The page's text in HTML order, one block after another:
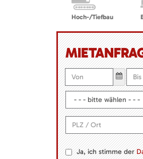
Hoch-/Tiefbau
Ja, ich stimme der